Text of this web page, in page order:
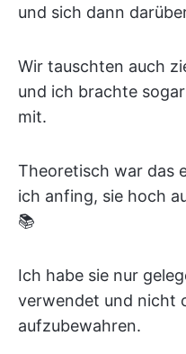
und sich dann
Wir tauschten auch
und ich brachte
mit.
Theoretisch war das
ich anfing, sie hoch
📚
Ich habe sie nur
verwendet und nicht
aufzubewahren.